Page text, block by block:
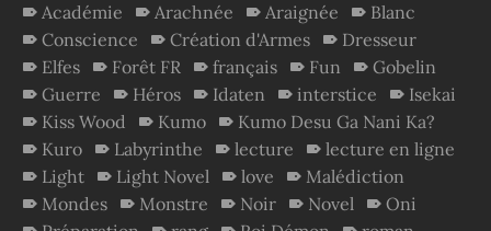
Académie Arachnée Araignée
Blanc
Conscience
Création d'Armes
Dresseur
Elfes
Forêt FR français Fun
Gobelin
Guerre
Héros Idaten interstice
Isekai
Kiss Wood
Kumo
Kumo Desu Ga Nani Ka?
Kuro
Labyrinthe lecture
lecture en ligne
Light
Light Novel love
Malédiction
Mondes
Monstre Noir Novel
Oni